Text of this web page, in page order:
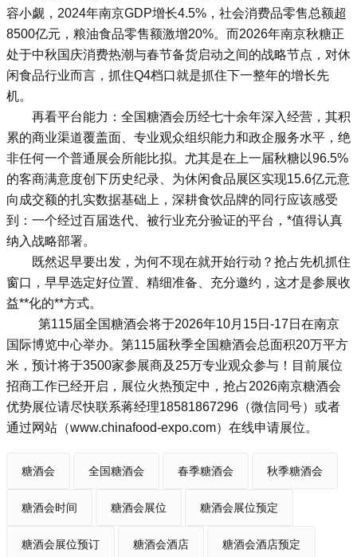
容小觑，2024年南京GDP增长4.5%，社会消费品零售总额超
8500亿元，粮油食品零售额激增20%。而2026年南京秋糖正
处于中秋国庆消费热潮与春节备货启动之间的战略节点，对休
闲食品行业而言，抓住Q4档口就是抓住下一整年的增长先
机。
再看平台能力：全国糖酒会历经七十余年深入经营，其积
累的商业渠道覆盖面、专业观众组织能力和政企服务水平，绝
非任何一个普通展会所能比拟。尤其是在上一届秋糖以96.5%
的客商满意度创下历史纪录、为休闲食品展区实现15.6亿元意
向成交额的扎实数据基础上，深耕食饮品牌的同行应该感受
到：一个经过百届迭代、被行业充分验证的平台，*值得认真
纳入战略部署。
既然迟早要出发，为何不现在就开始行动？抢占先机抓住
窗口，早早选定好位置、精细准备、充分邀约，这才是参展收
益**化的**方式。
第115届全国糖酒会将于2026年10月15日-17日在南京
国际博览中心举办。第115届秋季全国糖酒会总面积20万平方
米，预计将于3500家参展商及25万专业观众参与！目前展位
招商工作已经开启，展位火热预定中，抢占2026南京糖酒会
优势展位请尽快联系蒋经理18581867296（微信同号）或者
通过网站（www.chinafood-expo.com）在线申请展位。
糖酒会 全国糖酒会 春季糖酒会 秋季糖酒会
糖酒会时间 糖酒会展位 糖酒会展位预定
糖酒会展位预订 糖酒会酒店 糖酒会酒店预定